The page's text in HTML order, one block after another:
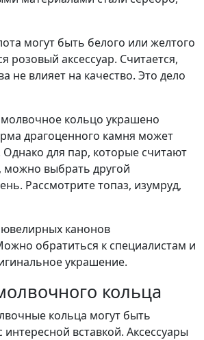
могут быть белого или желтого
розовый аксессуар. Считается,
не влияет на качество. Это дело
кольцо украшено
драгоценного камня может
Однако для пар, которые считают
можно выбрать другой
Рассмотрите топаз, изумруд,
канонов
обратиться к специалистам и
украшение.
кольца
кольца могут быть
вставкой. Аксессуары